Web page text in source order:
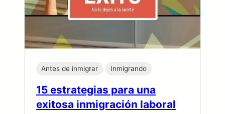
Antes de inmigrar Inmigrando
15 estrategias para una
exitosa inmigración laboral